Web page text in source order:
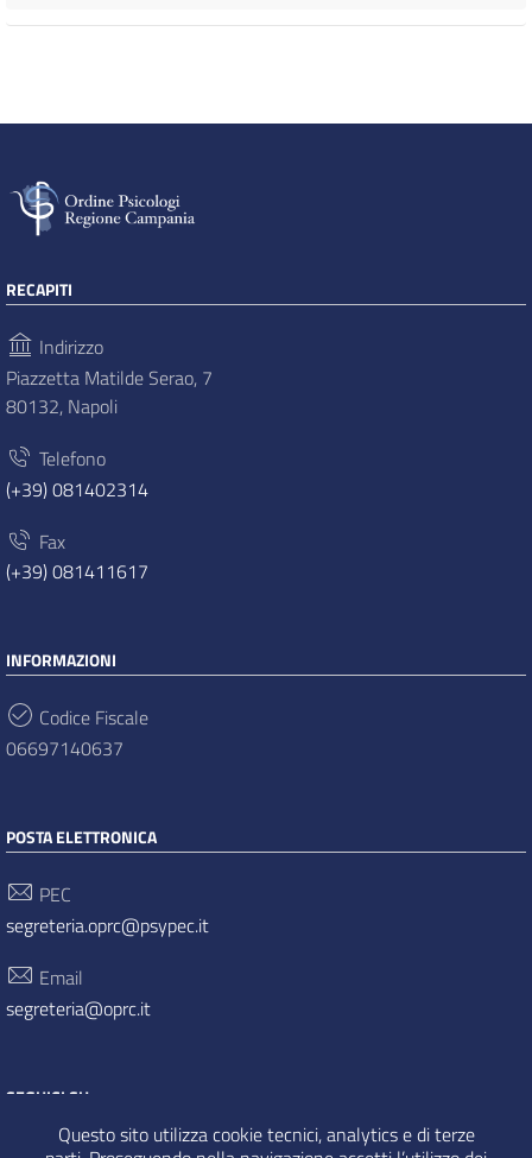
Questo sito utilizza cookie tecnici, analytics e di terze
RECAPITI
Indirizzo
Piazzetta Matilde Serao, 7
80132, Napoli
Telefono
(+39) 081402314
Fax
(+39) 081411617
INFORMAZIONI
Codice Fiscale
06697140637
POSTA ELETTRONICA
PEC
segreteria.oprc@psypec.it
Email
segreteria@oprc.it
SEGUICI SU